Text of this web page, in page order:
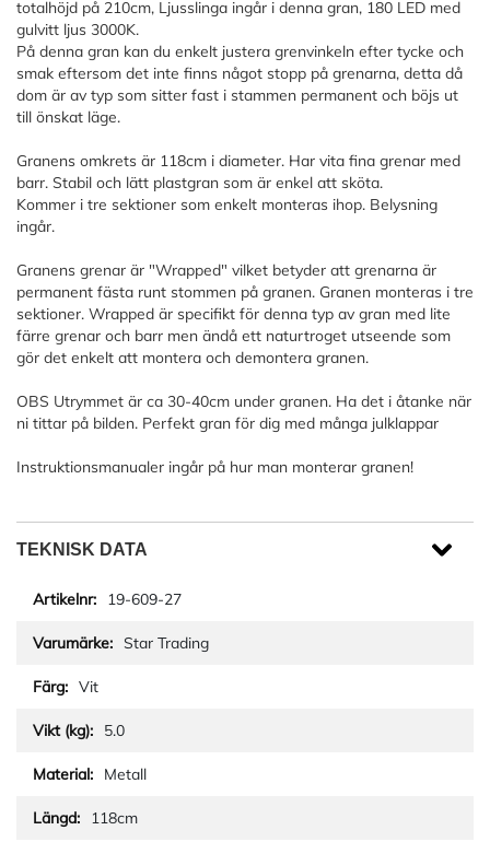
totalhöjd på 210cm, Ljusslinga ingår i denna gran, 180 LED med
gulvitt ljus 3000K.
På denna gran kan du enkelt justera grenvinkeln efter tycke och
smak eftersom det inte finns något stopp på grenarna, detta då
dom är av typ som sitter fast i stammen permanent och böjs ut
till önskat läge.
Granens omkrets är 118cm i diameter. Har vita fina grenar med
barr. Stabil och lätt plastgran som är enkel att sköta.
Kommer i tre sektioner som enkelt monteras ihop. Belysning
ingår.
Granens grenar är "Wrapped" vilket betyder att grenarna är
permanent fästa runt stommen på granen. Granen monteras i tre
sektioner. Wrapped är specifikt för denna typ av gran med lite
färre grenar och barr men ändå ett naturtroget utseende som
gör det enkelt att montera och demontera granen.
OBS Utrymmet är ca 30-40cm under granen. Ha det i åtanke när
ni tittar på bilden. Perfekt gran för dig med många julklappar
Instruktionsmanualer ingår på hur man monterar granen!
TEKNISK DATA
19-609-27
Star Trading
Vit
5.0
Metall
118cm